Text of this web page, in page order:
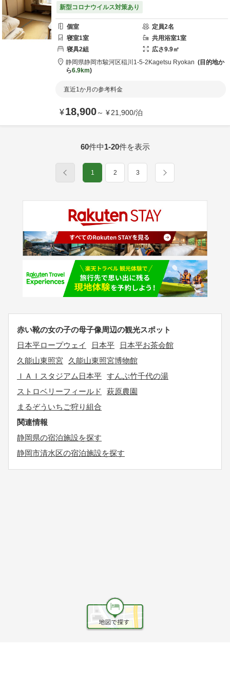
新型コロナウイルス対策あり
個室 定員2名
寝室1室 共用浴室1室
寝具2組 広さ9.9㎡
静岡県静岡市駿河区稲川1-5-2 Kagetsu Ryokan
目的地か
ら6.9km
直近1か月の参考料金
¥18,900～ ¥21,900/泊
60件中1-20件を表示
1 2 3
赤い靴の女の子の母子像周辺の観光スポット
日本平ロープウェイ
日本平
日本平お茶会館
久能山東照宮
久能山東照宮博物館
ＩＡＩスタジアム日本平 すんぷ竹千代の湯
ストロベリーフィールド
萩原農園
まるぞういちご狩り組合
関連情報
静岡県の宿泊施設を探す
静岡市清水区の宿泊施設を探す